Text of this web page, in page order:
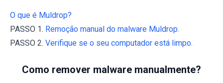
O que é Muldrop?
PASSO 1. Remoção manual do malware Muldrop.
PASSO 2. Verifique se o seu computador está limpo.
Como remover malware manualmente?